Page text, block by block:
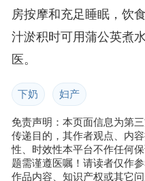
房按摩和充足睡眠，饮
汁淤积时可用蒲公英煮
医。
下奶 妇产
免责声明：本页面信息为第
传递目的，其作者观点、内
性、时效性本平台不作任何
题需谨遵医嘱！请读者仅作
作品内容、知识产权或其它